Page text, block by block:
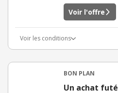
Voir l'offre
Voir les conditions
BON PLAN
Un achat